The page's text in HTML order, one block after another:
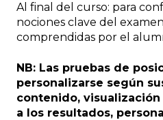
Al final del curso: para
nociones clave del
comprendidas por el
NB: Las pruebas de
personalizarse según
contenido,
a los resultados,